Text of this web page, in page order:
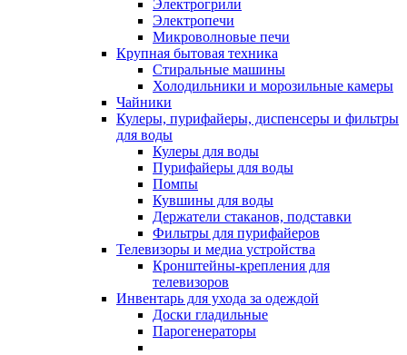
Электрогрили
Электропечи
Микроволновые печи
Крупная бытовая техника
Стиральные машины
Холодильники и морозильные камеры
Чайники
Кулеры, пурифайеры, диспенсеры и фильтры
для воды
Кулеры для воды
Пурифайеры для воды
Помпы
Кувшины для воды
Держатели стаканов, подставки
Фильтры для пурифайеров
Телевизоры и медиа устройства
Кронштейны-крепления для
телевизоров
Инвентарь для ухода за одеждой
Доски гладильные
Парогенераторы